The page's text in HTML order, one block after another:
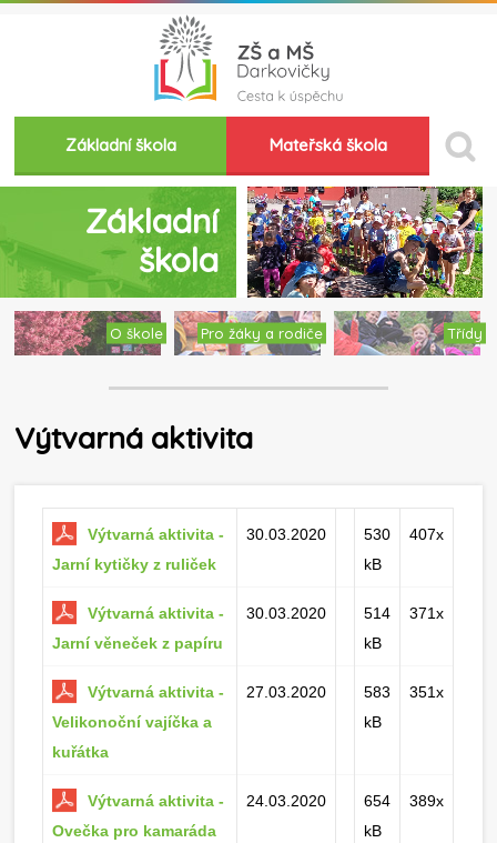
Základní škola Mateřská škola
Základní
škola
O škole Pro žáky a rodiče Třídy
Výtvarná aktivita
Výtvarná aktivita -
Jarní kytičky z ruliček
30.03.2020
530
kB
407x
Výtvarná aktivita -
Jarní věneček z papíru
30.03.2020
514
kB
371x
Výtvarná aktivita -
Velikonoční vajíčka a
kuřátka
27.03.2020
583
kB
351x
Výtvarná aktivita -
Ovečka pro kamaráda
24.03.2020
654
kB
389x